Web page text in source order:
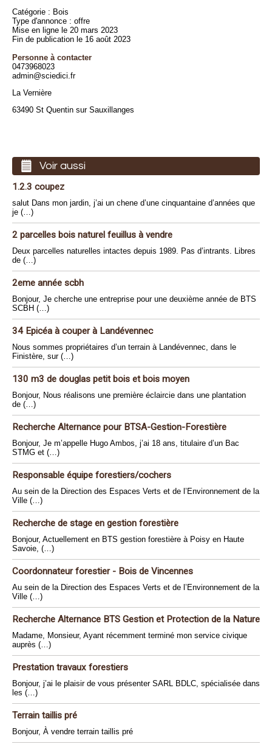
Catégorie : Bois
Type d'annonce : offre
Mise en ligne le 20 mars 2023
Fin de publication le 16 août 2023
Personne à contacter
0473968023
admin@sciedici.fr
La Vernière
63490 St Quentin sur Sauxillanges
Voir aussi
1.2.3 coupez
salut Dans mon jardin, j’ai un chene d’une cinquantaine d’années que
je (…)
2 parcelles bois naturel feuillus à vendre
Deux parcelles naturelles intactes depuis 1989. Pas d’intrants. Libres
de (…)
2eme année scbh
Bonjour, Je cherche une entreprise pour une deuxième année de BTS
SCBH (…)
34 Epicéa à couper à Landévennec
Nous sommes propriétaires d’un terrain à Landévennec, dans le
Finistère, sur (…)
130 m3 de douglas petit bois et bois moyen
Bonjour, Nous réalisons une première éclaircie dans une plantation
de (…)
Recherche Alternance pour BTSA-Gestion-Forestière
Bonjour, Je m’appelle Hugo Ambos, j’ai 18 ans, titulaire d’un Bac
STMG et (…)
Responsable équipe forestiers/cochers
Au sein de la Direction des Espaces Verts et de l’Environnement de la
Ville (…)
Recherche de stage en gestion forestière
Bonjour, Actuellement en BTS gestion forestière à Poisy en Haute
Savoie, (…)
Coordonnateur forestier - Bois de Vincennes
Au sein de la Direction des Espaces Verts et de l’Environnement de la
Ville (…)
Recherche Alternance BTS Gestion et Protection de la Nature
Madame, Monsieur, Ayant récemment terminé mon service civique
auprès (…)
Prestation travaux forestiers
Bonjour, j’ai le plaisir de vous présenter SARL BDLC, spécialisée dans
les (…)
Terrain taillis pré
Bonjour, À vendre terrain taillis pré